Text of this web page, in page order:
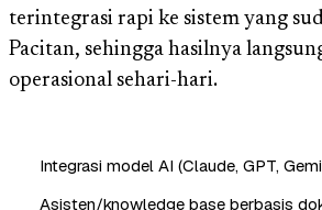
terintegrasi rapi ke sistem yang
Pacitan, sehingga hasilnya
operasional sehari-hari.
Integrasi model AI (Claude, GPT,
Asisten/knowledge base berbasis